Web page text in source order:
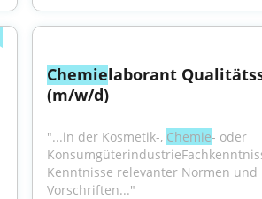
Chemielaborant
(m/w/d)
"...in der Kosmetik-, Chemie- oder
Kenntnisse relevanter Normen und
Vorschriften..."